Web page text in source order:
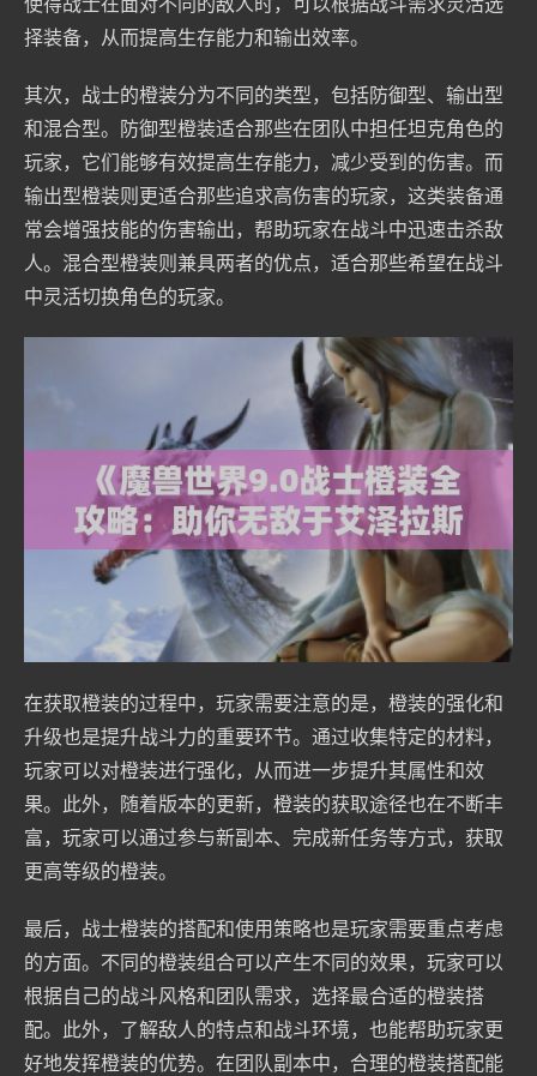
择装备，从而提高生存能力和输出效率。
其次，战士的橙装分为不同的类型，包括防御型、输出型
和混合型。防御型橙装适合那些在团队中担任坦克角色的
玩家，它们能够有效提高生存能力，减少受到的伤害。而
输出型橙装则更适合那些追求高伤害的玩家，这类装备通
常会增强技能的伤害输出，帮助玩家在战斗中迅速击杀敌
人。混合型橙装则兼具两者的优点，适合那些希望在战斗
中灵活切换角色的玩家。
在获取橙装的过程中，玩家需要注意的是，橙装的强化和
升级也是提升战斗力的重要环节。通过收集特定的材料，
玩家可以对橙装进行强化，从而进一步提升其属性和效
果。此外，随着版本的更新，橙装的获取途径也在不断丰
富，玩家可以通过参与新副本、完成新任务等方式，获取
更高等级的橙装。
最后，战士橙装的搭配和使用策略也是玩家需要重点考虑
的方面。不同的橙装组合可以产生不同的效果，玩家可以
根据自己的战斗风格和团队需求，选择最合适的橙装搭
配。此外，了解敌人的特点和战斗环境，也能帮助玩家更
好地发挥橙装的优势。在团队副本中，合理的橙装搭配能